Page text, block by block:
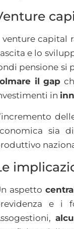
venture capital
e lo
pensione si
il gap
in
sia
aspetto
e i